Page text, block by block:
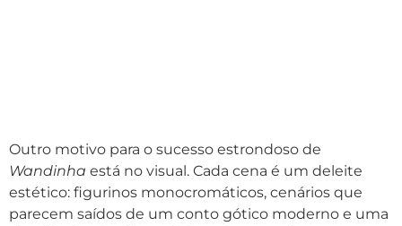
Outro motivo para o sucesso estrondoso de
Wandinha está no visual. Cada cena é um deleite
estético: figurinos monocromáticos, cenários que
parecem saídos de um conto gótico moderno e uma